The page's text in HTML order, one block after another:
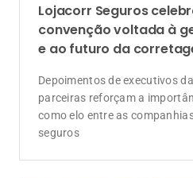
Lojacorr Seguros
convenção voltada à
e ao futuro da
Depoimentos de executivos
parceiras reforçam a
como elo entre as
seguros